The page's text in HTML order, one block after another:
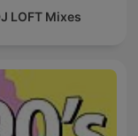
LOFT Mixes